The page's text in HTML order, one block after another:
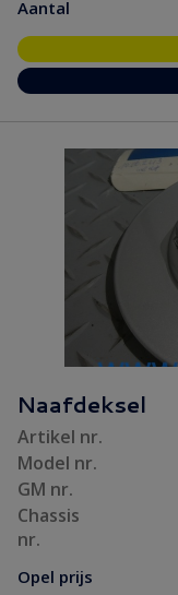
Aantal
Naafdeksel
Artikel nr.
Model nr.
GM nr.
Chassis
nr.
Opel prijs